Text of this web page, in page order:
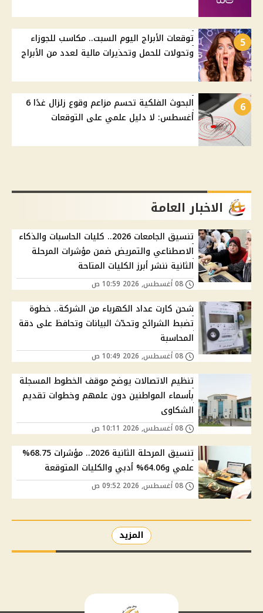
5
توقعات الأبراج اليوم السبت.. مكاسب للجوزاء
وتحولات للحمل وتحذيرات مالية لعدد من الأبراج
6
البحوث الفلكية تحسم مزاعم وقوع زلزال غدًا 6
أغسطس: لا دليل علمي على التوقعات
الاخبار العامة
تنسيق الجامعات 2026.. كليات الحاسبات والذكاء
الاصطناعي والتمريض ضمن مؤشرات المرحلة
الثانية ننشر أبرز الكليات المتاحة
شحن كارت عداد الكهرباء من الشركة.. خطوة
تضبط الشرائح وتحدّث البيانات وتحافظ على دقة
المحاسبة
تنظيم الاتصالات يوضح موقف الخطوط المسجلة
بأسماء المواطنين دون علمهم وخطوات تقديم
الشكاوى
تنسيق المرحلة الثانية 2026.. مؤشرات 68.75%
علمي و64.06% أدبي والكليات المتوقعة
المزيد